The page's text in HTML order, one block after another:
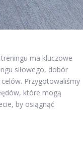
ma kluczowe
siłowego, dobór
Przygotowaliśmy
które mogą
by osiągnąć